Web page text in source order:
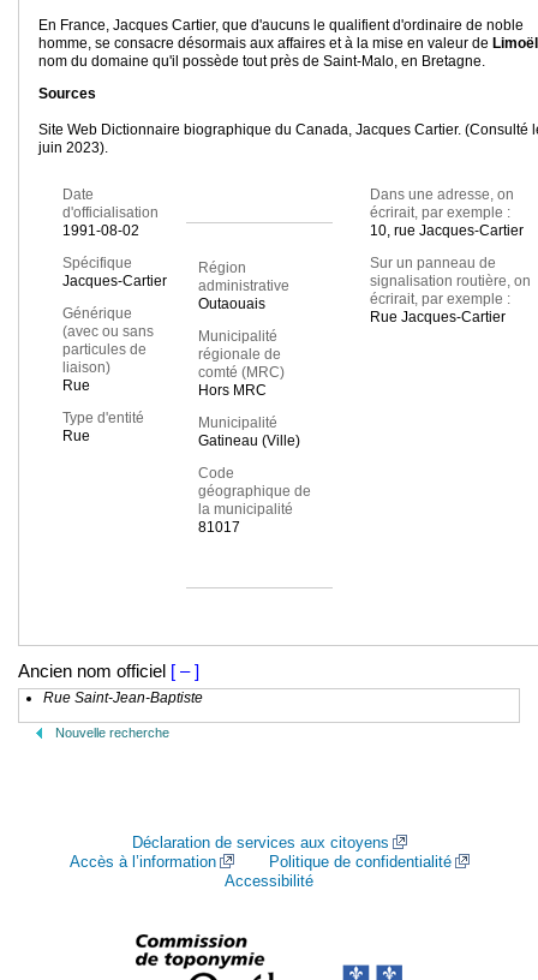
En France, Jacques Cartier, que d'aucuns le qualifient d'ordinaire de noble
homme, se consacre désormais aux affaires et à la mise en valeur de
nom du domaine qu'il possède tout près de Saint-Malo, en Bretagne.
Sources
Site Web Dictionnaire biographique du Canada, Jacques Cartier. (Consulté
juin 2023).
Date
d'officialisation
1991-08-02
Spécifique
Jacques-Cartier
Générique
(avec ou sans
particules de
liaison)
Rue
Type d'entité
Rue
Région
administrative
Outaouais
Municipalité
régionale de
comté (MRC)
Hors MRC
Municipalité
Gatineau (Ville)
Code
géographique de
la municipalité
81017
Dans une adresse, on
écrirait, par exemple :
10, rue Jacques-Cartier
Sur un panneau de
signalisation routière, on
écrirait, par exemple :
Rue Jacques-Cartier
Ancien nom officiel [ – ]
Rue Saint-Jean-Baptiste
Nouvelle recherche
Déclaration de services aux citoyens
Accès à l’information
Politique de confidentialité
Accessibilité